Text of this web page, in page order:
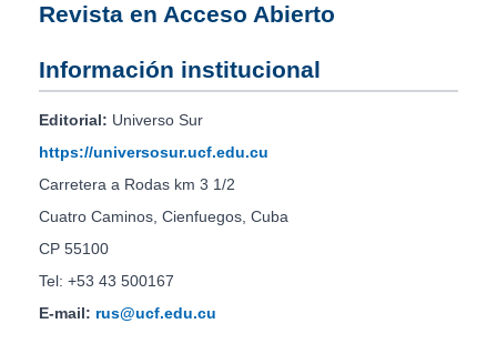
Revista en Acceso Abierto
Información institucional
Editorial: Universo Sur
https://universosur.ucf.edu.cu
Carretera a Rodas km 3 1/2
Cuatro Caminos, Cienfuegos, Cuba
CP 55100
Tel: +53 43 500167
E-mail: rus@ucf.edu.cu